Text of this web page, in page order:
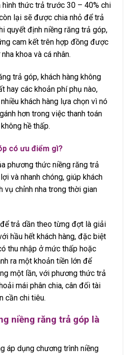
hình thức trả trước 30 – 40% chi
lại sẽ được chia nhỏ để trả
quyết định niềng răng trả góp,
cam kết trên hợp đồng được
khoa và cá nhân.
trả góp, khách hàng không
hay các khoản phí phụ nào,
khách hàng lựa chọn vì nó
hơn trong việc thanh toán
hề thấp.
có ưu điểm gì?
phương thức niềng răng trả
và nhanh chóng, giúp khách
vụ chỉnh nha trong thời gian
trả dần theo từng đợt là giải
hầu hết khách hàng, đặc biệt
thu nhập ở mức thấp hoặc
ra một khoản tiền lớn để
một lần, với phương thức trả
mái phân chia, cân đối tài
cần chi tiêu.
niềng răng trả góp là
áp dụng chương trình niềng